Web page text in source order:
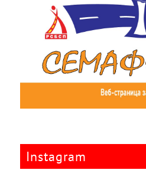
Instagram